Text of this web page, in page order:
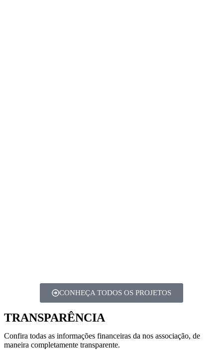
CONHEÇA TODOS OS PROJETOS
TRANSPARÊNCIA
Confira todas as informações financeiras da nos associação, de
maneira completamente transparente.